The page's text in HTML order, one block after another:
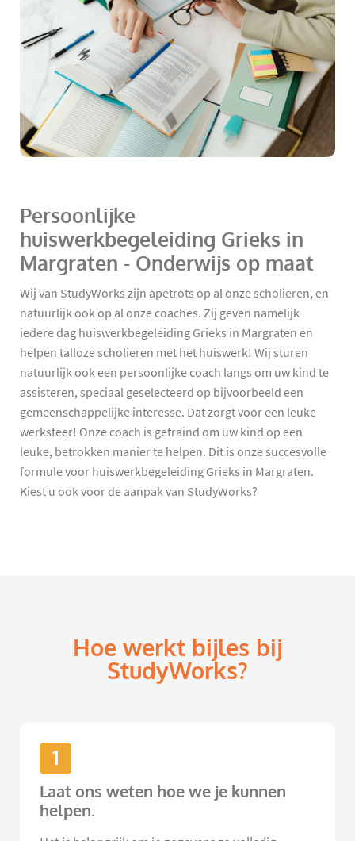
Persoonlijke
huiswerkbegeleiding Grieks in
Margraten - Onderwijs op maat
Wij van StudyWorks zijn apetrots op al onze scholieren, en
natuurlijk ook op al onze coaches. Zij geven namelijk
iedere dag huiswerkbegeleiding Grieks in Margraten en
helpen talloze scholieren met het huiswerk! Wij sturen
natuurlijk ook een persoonlijke coach langs om uw kind te
assisteren, speciaal geselecteerd op bijvoorbeeld een
gemeenschappelijke interesse. Dat zorgt voor een leuke
werksfeer! Onze coach is getraind om uw kind op een
leuke, betrokken manier te helpen. Dit is onze succesvolle
formule voor huiswerkbegeleiding Grieks in Margraten.
Kiest u ook voor de aanpak van StudyWorks?
Hoe werkt bijles bij
StudyWorks?
1
Laat ons weten hoe we je kunnen
helpen.